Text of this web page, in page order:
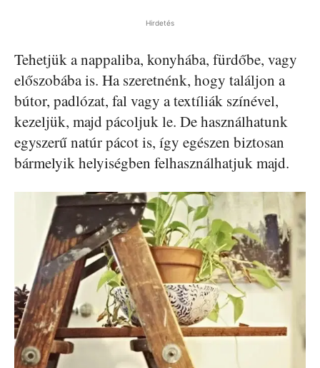
Hirdetés
Tehetjük a nappaliba, konyhába, fürdőbe, vagy
előszobába is. Ha szeretnénk, hogy találjon a
bútor, padlózat, fal vagy a textíliák színével,
kezeljük, majd pácoljuk le. De használhatunk
egyszerű natúr pácot is, így egészen biztosan
bármelyik helyiségben felhasználhatjuk majd.